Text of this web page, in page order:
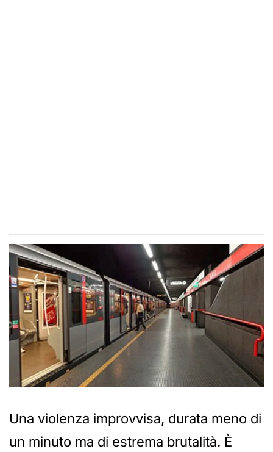
Una violenza improvvisa, durata meno di
un minuto ma di estrema brutalità. È